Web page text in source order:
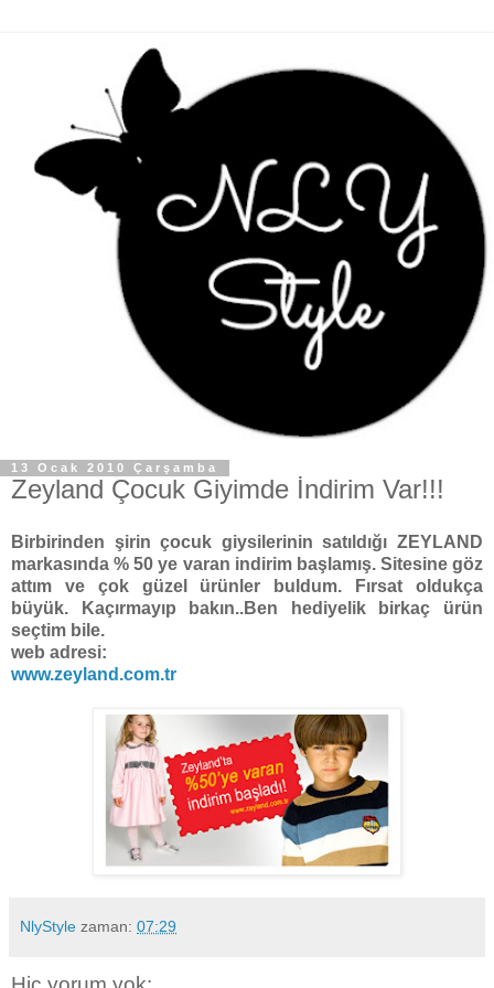
13 Ocak 2010 Çarşamba
Zeyland Çocuk Giyimde İndirim Var!!!
Birbirinden şirin çocuk giysilerinin satıldığı ZEYLAND
markasında % 50 ye varan indirim başlamış. Sitesine göz
attım ve çok güzel ürünler buldum. Fırsat oldukça
büyük. Kaçırmayıp bakın..Ben hediyelik birkaç ürün
seçtim bile.
web adresi:
www.zeyland.com.tr
NlyStyle zaman: 07:29